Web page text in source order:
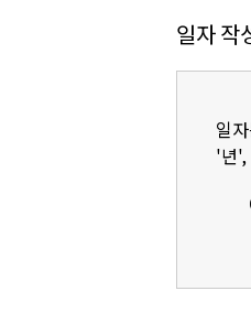
일자 작
일
'년',